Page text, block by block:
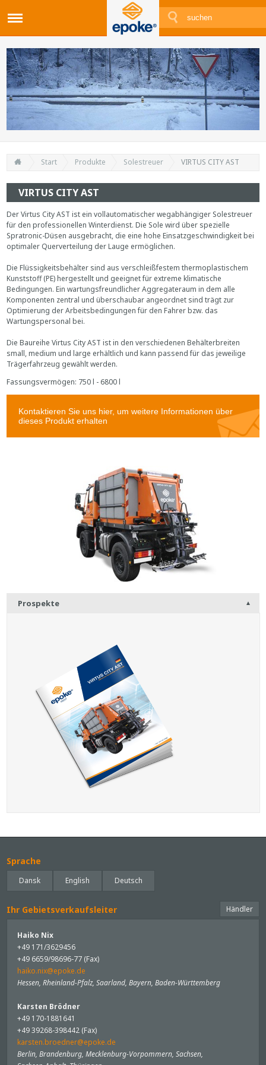
Start Produkte Solestreuer VIRTUS CITY AST
VIRTUS CITY AST
Der Virtus City AST ist ein vollautomatischer wegabhängiger Solestreuer
für den professionellen Winterdienst. Die Sole wird über spezielle
Spratronic-Düsen ausgebracht, die eine hohe Einsatzgeschwindigkeit bei
optimaler Querverteilung der Lauge ermöglichen.
Die Flüssigkeitsbehälter sind aus verschleißfestem thermoplastischem
Kunststoff (PE) hergestellt und geeignet für extreme klimatische
Bedingungen. Ein wartungsfreundlicher Aggregateraum in dem alle
Komponenten zentral und überschaubar angeordnet sind trägt zur
Optimierung der Arbeitsbedingungen für den Fahrer bzw. das
Wartungspersonal bei.
Die Baureihe Virtus City AST ist in den verschiedenen Behälterbreiten
small, medium und large erhältlich und kann passend für das jeweilige
Trägerfahrzeug gewählt werden.
Fassungsvermögen: 750 l - 6800 l
Prospekte
Sprache
Dansk English Deutsch
Ihr Gebietsverkaufsleiter Händler
Haiko Nix
+49 171/3629456
+49 6659/98696-77 (Fax)
haiko.nix@epoke.de
Hessen, Rheinland-Pfalz, Saarland, Bayern, Baden-Württemberg
Karsten Brödner
+49 170-1881641
+49 39268-398442 (Fax)
karsten.broedner@epoke.de
Berlin, Brandenburg, Mecklenburg-Vorpommern, Sachsen,